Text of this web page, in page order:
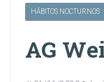
HÁBITOS NOCTURNOS
AG